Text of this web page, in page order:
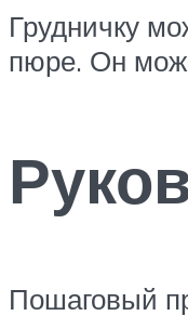
Грудничку
пюре. Он
Пошаговый